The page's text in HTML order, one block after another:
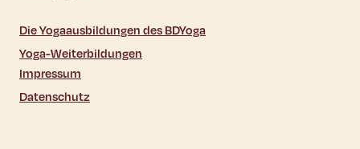
Die Yogaausbildungen des BDYoga
Yoga-Weiterbildungen
Impressum
Datenschutz